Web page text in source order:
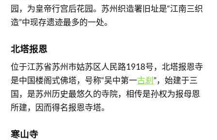
园，为皇帝行宫后花园。苏州织造署旧址是“江南三织
造”中现存遗迹最多的一处。
北塔报恩
位于江苏省苏州市姑苏区人民路1918号，北塔报恩寺
是中国楼阁式佛塔，号称“吴中第一古刹 ”，始建于三
国，是苏州历史最悠久的寺院，相传是孙权为报母恩
所建，因而得名报恩寺塔。
寒山寺